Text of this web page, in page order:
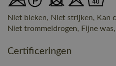
Niet bleken, Niet strijken, Kan
Niet trommeldrogen, Fijne was,
Certificeringen